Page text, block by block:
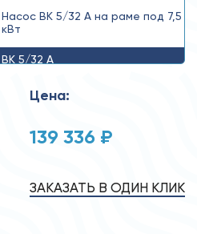
Насос ВК 5/32 А на раме под 7,5
кВт
ВК 5/32 А
Цена:
139 336 ₽
ЗАКАЗАТЬ В ОДИН КЛИК